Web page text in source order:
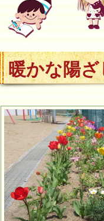
暖かな陽